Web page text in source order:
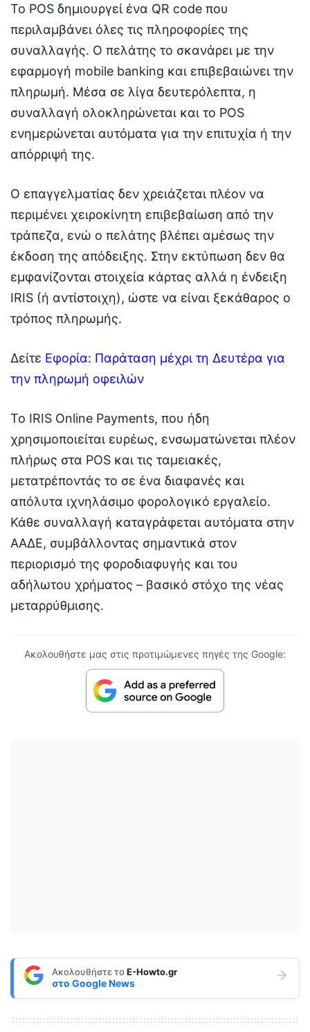
Το POS δημιουργεί ένα QR code που
περιλαμβάνει όλες τις πληροφορίες της
συναλλαγής. Ο πελάτης το σκανάρει με την
εφαρμογή mobile banking και επιβεβαιώνει την
πληρωμή. Μέσα σε λίγα δευτερόλεπτα, η
συναλλαγή ολοκληρώνεται και το POS
ενημερώνεται αυτόματα για την επιτυχία ή την
απόρριψή της.
Ο επαγγελματίας δεν χρειάζεται πλέον να
περιμένει χειροκίνητη επιβεβαίωση από την
τράπεζα, ενώ ο πελάτης βλέπει αμέσως την
έκδοση της απόδειξης. Στην εκτύπωση δεν θα
εμφανίζονται στοιχεία κάρτας αλλά η ένδειξη
IRIS (ή αντίστοιχη), ώστε να είναι ξεκάθαρος ο
τρόπος πληρωμής.
Δείτε Εφορία: Παράταση μέχρι τη Δευτέρα για
την πληρωμή οφειλών
Το IRIS Online Payments, που ήδη
χρησιμοποιείται ευρέως, ενσωματώνεται πλέον
πλήρως στα POS και τις ταμειακές,
μετατρέποντάς το σε ένα διαφανές και
απόλυτα ιχνηλάσιμο φορολογικό εργαλείο.
Κάθε συναλλαγή καταγράφεται αυτόματα στην
ΑΑΔΕ, συμβάλλοντας σημαντικά στον
περιορισμό της φοροδιαφυγής και του
αδήλωτου χρήματος – βασικό στόχο της νέας
μεταρρύθμισης.
Ακολουθήστε μας στις προτιμώμενες πηγές της Google:
Ακολουθήστε τοE-Howto.gr
στο Google News